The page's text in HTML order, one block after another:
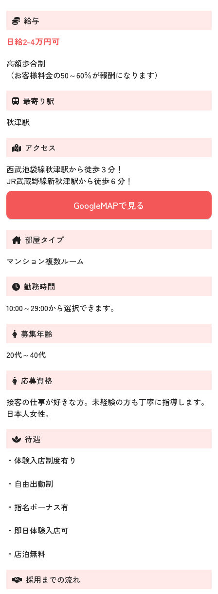
給与
日給2-4万円可
高額歩合制
（お客様料金の50～60％が報酬になります）
最寄り駅
秋津駅
アクセス
西武池袋線秋津駅から徒歩３分！
JR武蔵野線新秋津駅から徒歩６分！
GoogleMAPで見る
部屋タイプ
マンション複数ルーム
勤務時間
10:00～29:00から選択できます。
募集年齢
20代～40代
応募資格
接客の仕事が好きな方。未経験の方も丁寧に指導します。
日本人女性。
待遇
・体験入店制度有り
・自由出勤制
・指名ボーナス有
・即日体験入店可
・店泊無料
採用までの流れ